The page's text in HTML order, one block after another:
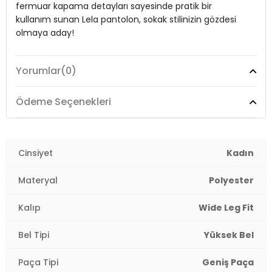
Boy:Standart
Paça Tipi: Geniş Paça
Manken Bedeni: Boy: 1.78 cm / Göğüs: 85 cm / Bel: 62 cm / Basen:
Yaş Grubu: Yetişkin
Detaylar:
Paçalarında dublex (kıvırma) detaylı
2DY6923841.14
fermuar kapama detayları sayesinde pratik bir
kullanım sunan Lela pantolon, sokak stilinizin gözdesi
olmaya aday!
Model:Pantolon
Giyim Tarzı:Günlük/Casual
Kapama Şekli:
Cep:Cepli
Kumaş Tipi:
Bel: Yüksek Bel
Boy:Standart
Yorumlar(0)
Ödeme Seçenekleri
Cinsiyet Kadın
Materyal Polyester
Kalıp Wide Leg Fit
Bel Tipi Yüksek Bel
Paça Tipi Geniş Paça